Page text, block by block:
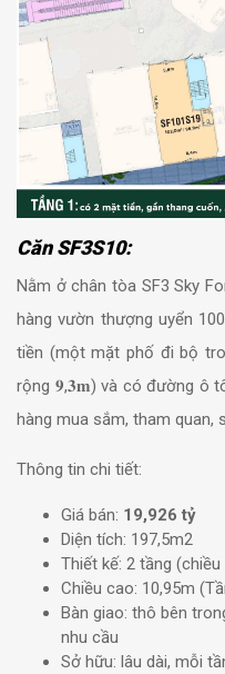
Căn SF3S10:
Nằm ở chân tòa SF3 Sky
hàng vườn thượng uyển
tiền (một mặt phố đi bộ
rộng 𝟗,𝟑𝐦) và có đường ô
hàng mua sắm, tham quan,
Thông tin chi tiết:
Giá bán: 19,926 tỷ
Diện tích: 197,5m2
Thiết kế: 2 tầng
Chiều cao: 10,95m
Bàn giao: thô bên
nhu cầu
Sở hữu: lâu dài, mỗi